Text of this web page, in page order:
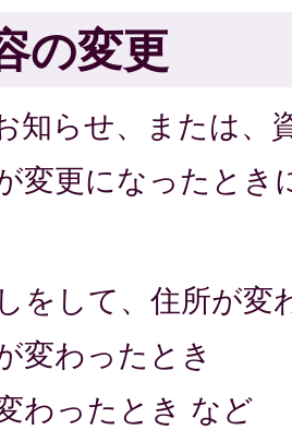
の変更
知らせ、または、
変更になったとき
をして、住所が変
変わったとき
わったとき など